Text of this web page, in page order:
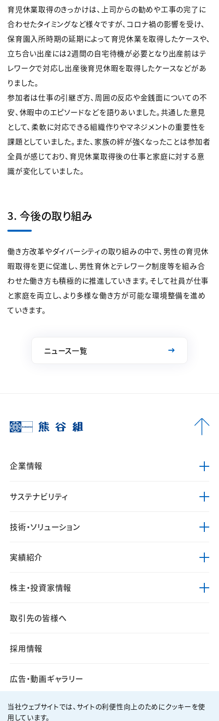
育児休業取得のきっかけは、上司からの勧めや工事の完了に
合わせたタイミングなど様々ですが、コロナ禍の影響を受け、
保育園入所時期の延期によって育児休業を取得したケースや、
立ち合い出産には2週間の自宅待機が必要となり出産前はテ
レワークで対応し出産後育児休暇を取得したケースなどがあ
りました。
参加者は仕事の引継ぎ方、周囲の反応や金銭面についての不
安、休暇中のエピソードなどを語りあいました。共通した意見
として、柔軟に対応できる組織作りやマネジメントの重要性を
課題としていました。また、家族の絆が強くなったことは参加者
全員が感じており、育児休業取得後の仕事と家庭に対する意
識が変化していました。
3. 今後の取り組み
働き方改革やダイバーシティの取り組みの中で、男性の育児休
暇取得を更に促進し、男性育休とテレワーク制度等を組み合
わせた働き方も積極的に推進していきます。そして社員が仕事
と家庭を両立し、より多様な働き方が可能な環境整備を進め
ていきます。
ニュース一覧
企業情報
サステナビリティ
技術・ソリューション
実績紹介
株主・投資家情報
取引先の皆様へ
採用情報
広告・動画ギャラリー
当社ウェブサイトでは、サイトの利便性向上のためにクッキーを使
用しています。